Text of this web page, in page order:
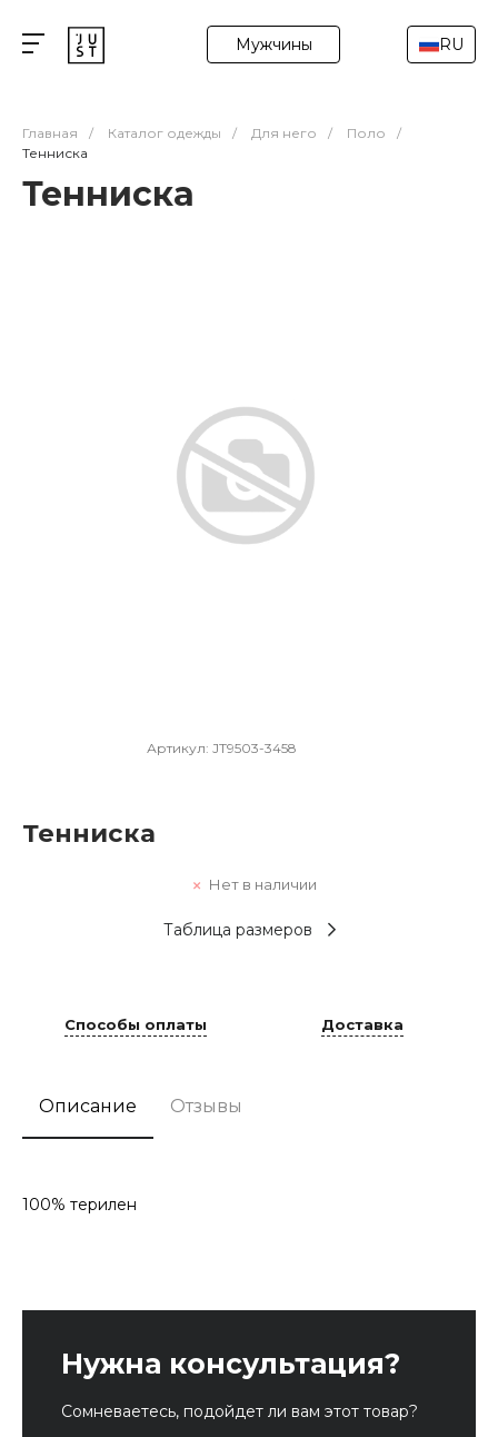
Мужчины RU
Главная / Каталог одежды / Для него / Поло
/
Тенниска
Тенниска
Артикул: JT9503-3458
Тенниска
Нет в наличии
Таблица размеров
Способы оплаты Доставка
Описание Отзывы
100% терилен
Нужна консультация?
Сомневаетесь, подойдет ли вам этот товар?